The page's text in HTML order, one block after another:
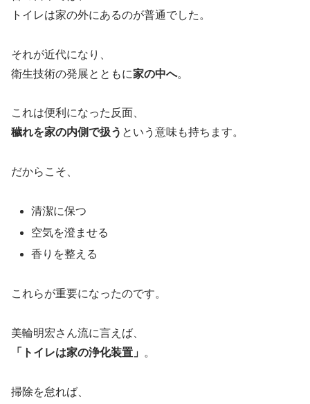
トイレは家の外にあるのが普通でした。
それが近代になり、
衛生技術の発展とともに家の中へ。
これは便利になった反面、
穢れを家の内側で扱う という意味も持ちます。
だからこそ、
清潔に保つ
空気を澄ませる
香りを整える
これらが重要になったのです。
美輪明宏さん流に言えば、
「トイレは家の浄化装置」 。
掃除を怠れば、